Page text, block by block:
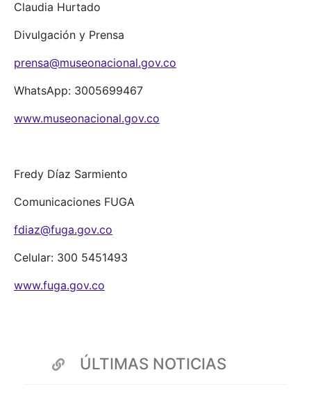
Claudia Hurtado
Divulgación y Prensa
prensa@museonacional.gov.co
WhatsApp: 3005699467
www.museonacional.gov.co
Fredy Díaz Sarmiento
Comunicaciones FUGA
fdiaz@fuga.gov.co
Celular: 300 5451493
www.fuga.gov.co
ÚLTIMAS NOTICIAS